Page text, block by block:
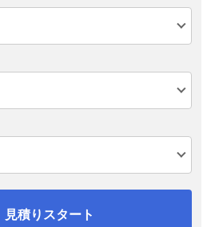
見積りスタート